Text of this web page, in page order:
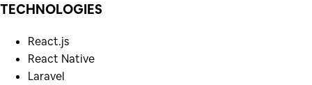
TECHNOLOGIES
React.js
React Native
Laravel